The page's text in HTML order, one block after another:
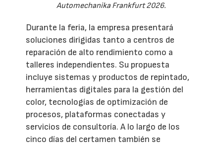
Automechanika Frankfurt 2026.
Durante la feria, la empresa presentará
soluciones dirigidas tanto a centros de
reparación de alto rendimiento como a
talleres independientes. Su propuesta
incluye sistemas y productos de repintado,
herramientas digitales para la gestión del
color, tecnologías de optimización de
procesos, plataformas conectadas y
servicios de consultoría. A lo largo de los
cinco días del certamen también se